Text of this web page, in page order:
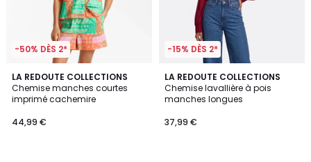
-50% DÈS 2*
LA REDOUTE COLLECTIONS
Chemise manches courtes
imprimé cachemire
44,99 €
-15% DÈS 2*
LA REDOUTE COLLECTIONS
Chemise lavallière à pois
manches longues
37,99 €
3
/
5